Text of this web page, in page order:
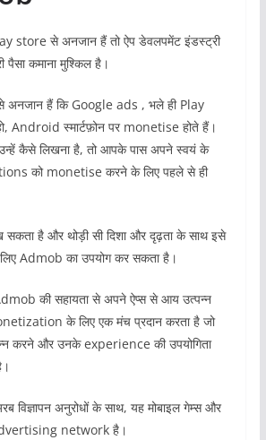
store से अनजान हैं तो ऐप डेवलपमेंट इंडस्ट्री
पैसा कमाना मुश्किल है।
अनजान हैं कि Google ads , भले ही Play
Android स्मार्टफ़ोन पर monetise होते हैं।
कैसे लिखना है, तो आपके पास अपने स्वयं के
को monetise करने के लिए पहले से ही
सकता है और थोड़ी सी दिशा और दृढ़ता के साथ इसे
Admob का उपयोग कर सकता है।
की सहायता से अपने ऐप्स से आय उत्पन्न
के लिए एक मंच प्रदान करता है जो
करने और उनके experience की उपयोगिता
विज्ञापन अनुरोधों के साथ, यह मोबाइल गेम्स और
network है।